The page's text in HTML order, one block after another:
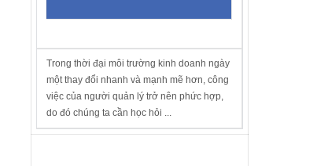
Trong thời đại môi trường kinh doanh ngày
một thay đổi nhanh và mạnh mẽ hơn, công
việc của người quản lý trở nên phức hợp,
do đó chúng ta cần học hỏi ...